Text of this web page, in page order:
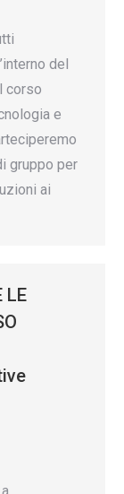
del
corso
e
gruppo per
ai
LE